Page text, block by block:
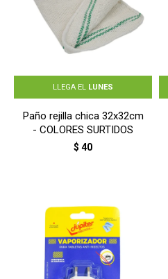
LLEGA EL LUNES
Paño rejilla chica 32x32cm
- COLORES SURTIDOS
$ 40